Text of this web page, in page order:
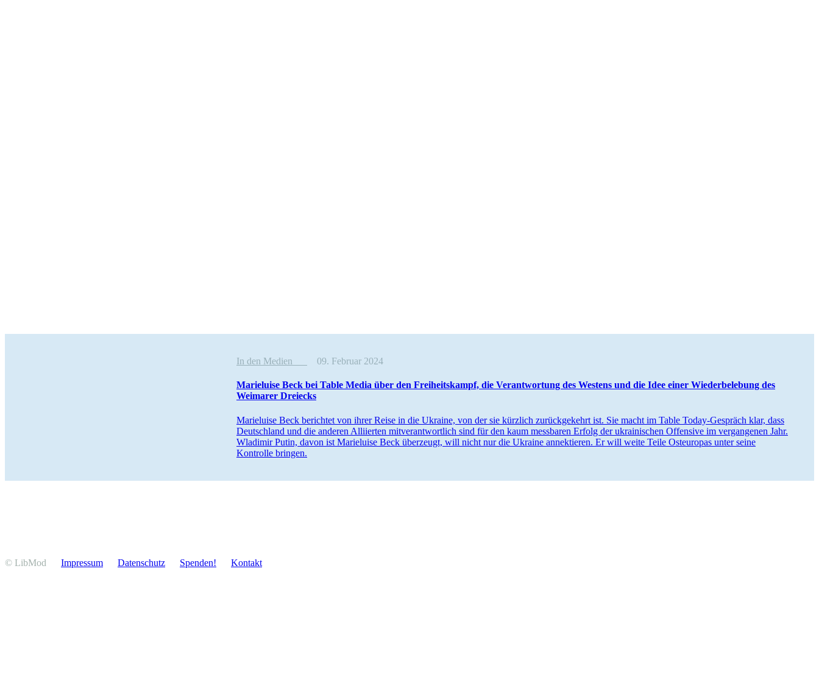
In den Medien 09. Februar 2024
Marie­luise Beck bei Table Media über den Freiheits­kampf, die Verant­wortung des Westens und die Idee einer Wieder­be­lebung des
Weimarer Dreiecks
Marie­luise Beck berichtet von ihrer Reise in die Ukraine, von der sie kürzlich zurück­ge­kehrt ist. Sie macht im Table Today-Gespräch klar, dass
Deutschland und die anderen Alliierten mitver­ant­wortlich sind für den kaum messbaren Erfolg der ukrai­ni­schen Offensive im vergan­genen Jahr.
Wladimir Putin, davon ist Marie­luise Beck überzeugt, will nicht nur die Ukraine annek­tieren. Er will weite Teile Osteu­ropas unter seine
Kontrolle bringen.
© LibMod Impressum Daten­schutz Spenden! Kontakt